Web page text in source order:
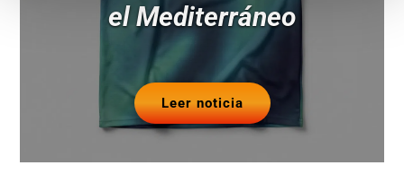
el Mediterráneo
Leer noticia